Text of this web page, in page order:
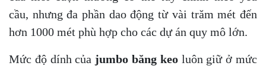
cầu, nhưng đa phần dao động từ vài trăm mét đến
hơn 1000 mét phù hợp cho các dự án quy mô lớn.
Mức độ dính của jumbo băng keoluôn giữ ở mức